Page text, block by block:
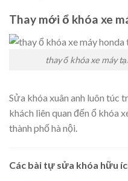
Thay mới ổ khóa xe
thay ổ khóa xe máy
Sửa khóa xuân anh luôn túc
khách liên quan đến ổ khóa
thành phố hà nội.
Các bài tự sửa khóa hữu